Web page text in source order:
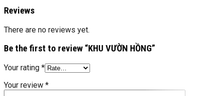
Reviews
There are no reviews yet.
Be the first to review “KHU VƯỜN HỒNG”
Your rating *
Your review *